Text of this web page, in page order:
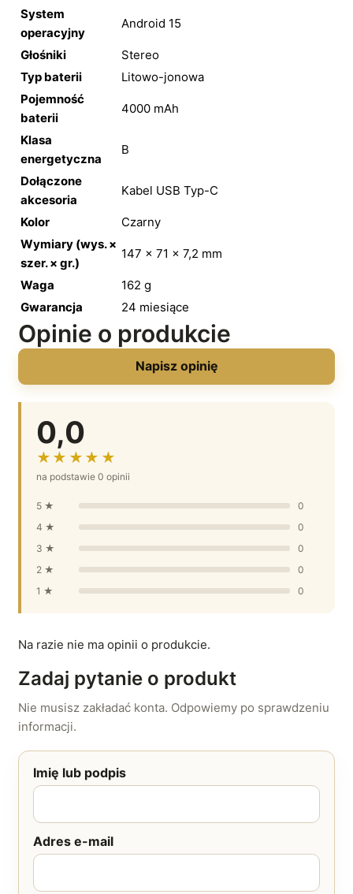
System
operacyjny
Android 15
Głośniki
Stereo
Typ baterii
Litowo-jonowa
Pojemność
baterii
4000 mAh
Klasa
energetyczna
B
Dołączone
akcesoria
Kabel USB Typ-C
Kolor
Czarny
Wymiary (wys. ×
szer. × gr.)
147 × 71 × 7,2 mm
Waga
162 g
Gwarancja
24 miesiące
Opinie o produkcie
Napisz opinię
0,0
★★★★★
na podstawie 0 opinii
5 ★
0
4 ★
0
3 ★
0
2 ★
0
1 ★
0
Na razie nie ma opinii o produkcie.
Zadaj pytanie o produkt
Nie musisz zakładać konta. Odpowiemy po sprawdzeniu
informacji.
Imię lub podpis
Adres e-mail